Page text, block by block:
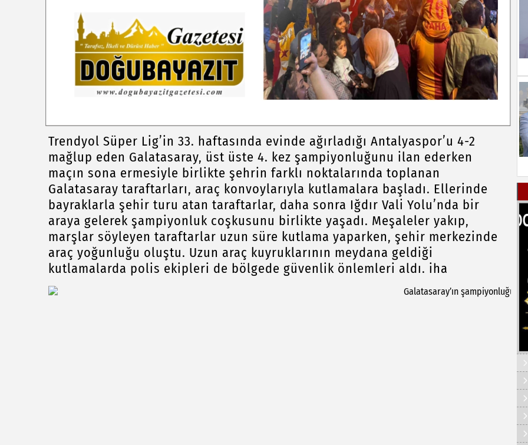
Trendyol Süper Lig’in 33. haftasında evinde ağırladığı Antalyaspor’u 4-2
mağlup eden Galatasaray, üst üste 4. kez şampiyonluğunu ilan ederken
maçın sona ermesiyle birlikte şehrin farklı noktalarında toplanan
Galatasaray taraftarları, araç konvoylarıyla kutlamalara başladı. Ellerinde
bayraklarla şehir turu atan taraftarlar, daha sonra Iğdır Vali Yolu’nda bir
araya gelerek şampiyonluk coşkusunu birlikte yaşadı. Meşaleler yakıp,
marşlar söyleyen taraftarlar uzun süre kutlama yaparken, şehir merkezinde
araç yoğunluğu oluştu. Uzun araç kuyruklarının meydana geldiği
kutlamalarda polis ekipleri de bölgede güvenlik önlemleri aldı. iha